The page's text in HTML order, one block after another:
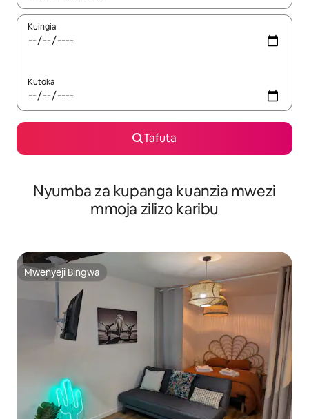
Kuingia
Kutoka
Tafuta
Nyumba za kupanga kuanzia mwezi
mmoja zilizo karibu
Mwenyeji Bingwa
Mwenyeji Bingwa